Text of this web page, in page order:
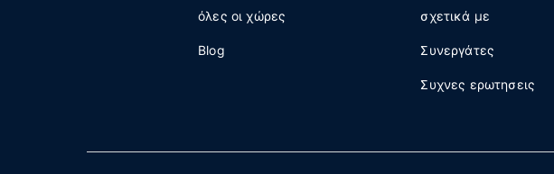
όλες οι χώρες
Blog
σχετικά με
Συνεργάτες
Συχνες ερωτησεις